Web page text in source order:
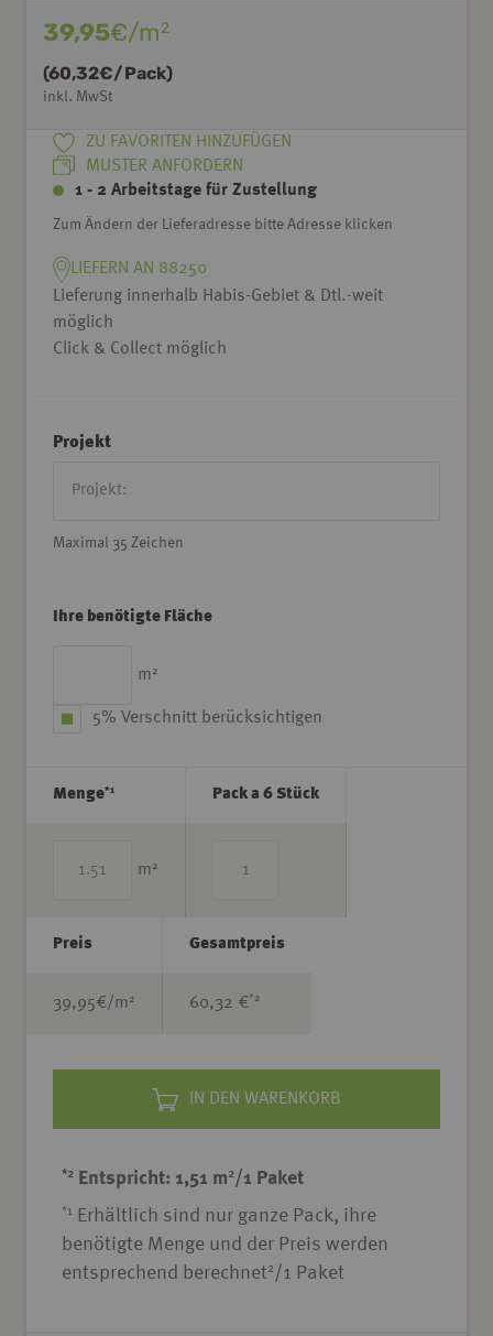
39,95€/m2
(60,32€/Pack)
inkl. MwSt
ZU FAVORITEN HINZUFÜGEN
MUSTER ANFORDERN
1 - 2 Arbeitstage für Zustellung
Zum Ändern der Lieferadresse bitte Adresse klicken
LIEFERN AN 88250
Lieferung innerhalb Habis-Gebiet & Dtl.-weit
möglich
Click & Collect möglich
Projekt
Maximal 35 Zeichen
Ihre benötigte Fläche
m 2
5% Verschnitt berücksichtigen
Menge*1
m 2
Pack a 6 Stück
Preis
39,95€/m 2
Gesamtpreis
60,32 € *2
IN DEN WARENKORB
*2 Entspricht: 1,51 m2/1 Paket
*1
Erhältlich sind nur ganze Pack, ihre
benötigte Menge und der Preis werden
entsprechend berechnet2 /1 Paket